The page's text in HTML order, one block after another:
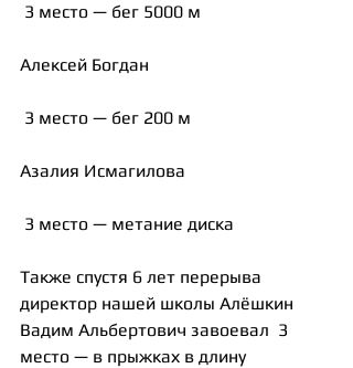
3 место — бег 5000 м
Алексей Богдан
3 место — бег 200 м
Азалия Исмагилова
3 место — метание диска
Также спустя 6 лет перерыва
директор нашей школы Алёшкин
Вадим Альбертович завоевал  3
место — в прыжках в длину